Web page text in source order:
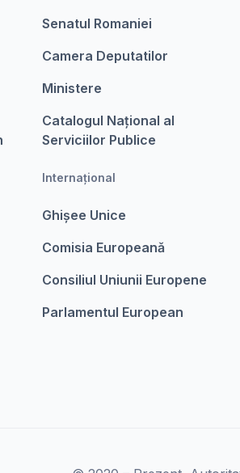
Senatul Romaniei
Camera Deputatilor
Ministere
Catalogul Național al
Serviciilor Publice
Internațional
Ghișee Unice
Comisia Europeanǎ
Consiliul Uniunii Europene
Parlamentul European